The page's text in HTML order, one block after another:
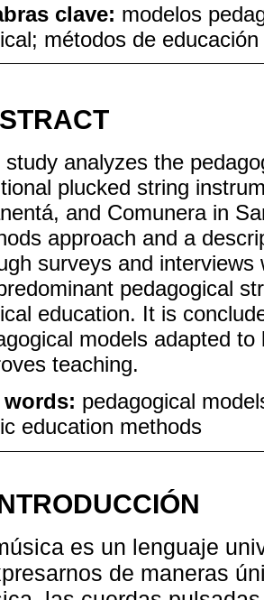
clave: modelos
métodos de
study analyzes the
plucked string
and Comunera in
approach and a
surveys and
pedagogical
education. It is
models adapted
teaching.
words: pedagogical
education methods
es un lenguaje
de maneras